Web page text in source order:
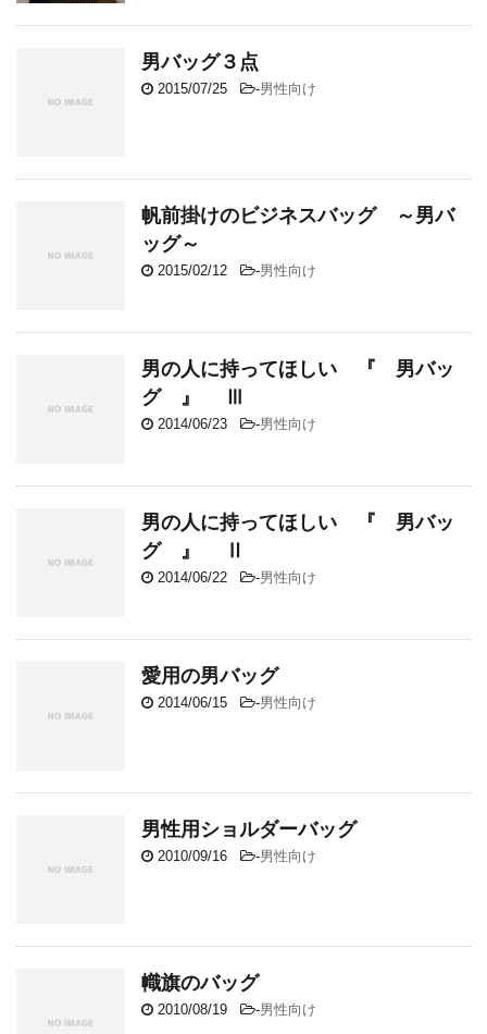
男バッグ３点
2015/07/25 -男性向け
帆前掛けのビジネスバッグ ～男バ
ッグ～
2015/02/12 -男性向け
男の人に持ってほしい 『 男バッ
グ 』 Ⅲ
2014/06/23 -男性向け
男の人に持ってほしい 『 男バッ
グ 』 Ⅱ
2014/06/22 -男性向け
愛用の男バッグ
2014/06/15 -男性向け
男性用ショルダーバッグ
2010/09/16 -男性向け
幟旗のバッグ
2010/08/19 -男性向け